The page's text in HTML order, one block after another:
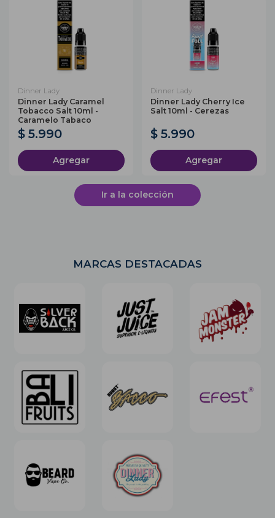
Dinner Lady
Dinner Lady Caramel
Tobacco Salt 10ml -
Caramelo Tabaco
$ 5.990
Agregar
Dinner Lady
Dinner Lady Cherry Ice
Salt 10ml - Cerezas
$ 5.990
Agregar
Ir a la colección
MARCAS DESTACADAS